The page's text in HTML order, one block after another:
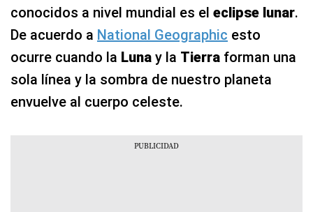
conocidos a nivel mundial es el eclipse lunar.
De acuerdo a National Geographic esto
ocurre cuando la Luna y la Tierra forman una
sola línea y la sombra de nuestro planeta
envuelve al cuerpo celeste.